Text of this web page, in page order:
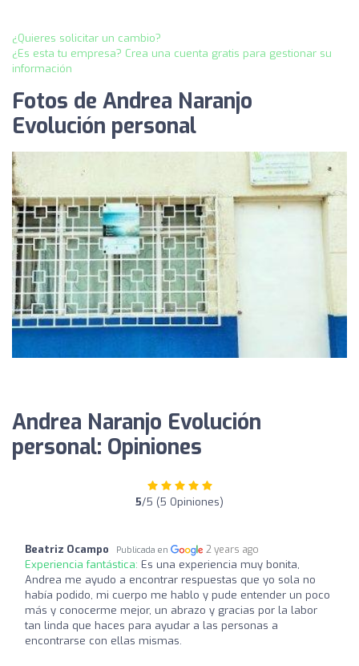
¿Quieres solicitar un cambio?
¿Es esta tu empresa? Crea una cuenta gratis para gestionar su
información
Fotos de Andrea Naranjo
Evolución personal
Andrea Naranjo Evolución
personal: Opiniones
5/5 (5 Opiniones)
Beatriz Ocampo Publicada en 2 years ago
Experiencia fantástica: Es una experiencia muy bonita,
Andrea me ayudo a encontrar respuestas que yo sola no
había podido, mi cuerpo me hablo y pude entender un poco
más y conocerme mejor, un abrazo y gracias por la labor
tan linda que haces para ayudar a las personas a
encontrarse con ellas mismas.